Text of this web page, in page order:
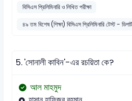
বিসিএস প্রিলিমিনারি ও লিখিত পরীক্ষা
৪৯ তম বিশেষ (শিক্ষা) বিসিএস প্রিলিমিনারি টেস্ট -
5.'সোনালী কাবিন'-এর রচয়িতা কে?
আল মাহমুদ